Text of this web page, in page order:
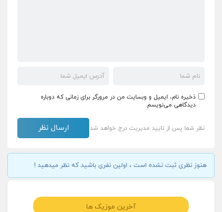
ذخیره نام، ایمیل و وبسایت من در مرورگر برای زمانی که دوباره
دیدگاهی می‌نویسم.
نظر شما پس از تایید مدیریت درج خواهد شد
هنوز نظری ثبت نشده است ، اولین نفری باشید که نظر میدهید !
آخرین موزیک ها